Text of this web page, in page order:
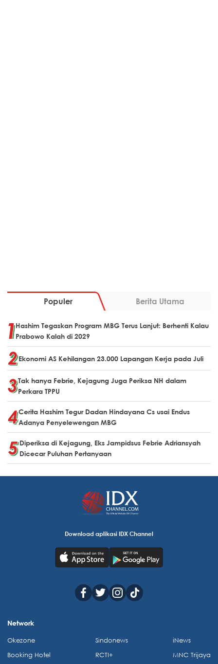
Populer Berita Utama
Hashim Tegaskan Program MBG Terus Lanjut: Berhenti Kalau
Prabowo Kalah di 2029
Ekonomi AS Kehilangan 23.000 Lapangan Kerja pada Juli
Tak hanya Febrie, Kejagung Juga Periksa NH dalam
Perkara TPPU
Cerita Hashim Tegur Dadan Hindayana Cs usai Endus
Adanya Penyelewengan MBG
Diperiksa di Kejagung, Eks Jampidsus Febrie Adriansyah
Dicecar Puluhan Pertanyaan
Download aplikasi IDX Channel
Network
Okezone
Booking Hotel
Sindonews
RCTI+
iNews
MNC Trijaya